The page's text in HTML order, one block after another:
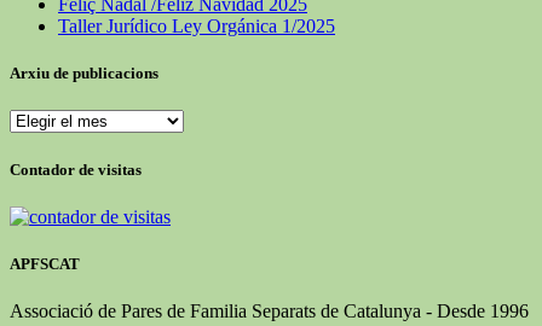
Feliç Nadal /Feliz Navidad 2025
Taller Jurídico Ley Orgánica 1/2025
Arxiu de publicacions
Arxiu
publicacions
Contador de visitas
APFSCAT
Associació de Pares de Familia Separats de Catalunya - Desde 1996